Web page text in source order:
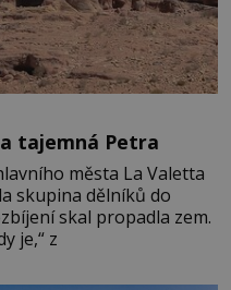
tajemná Petra
města La Valetta
skupina dělníků do
skal propadla zem.
je,“ z